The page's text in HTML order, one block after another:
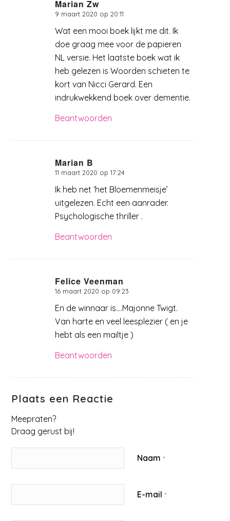
Marian Zw
zegt:
9 maart 2020 op 20:11
Wat een mooi boek lijkt me dit. Ik
doe graag mee voor de papieren
NL versie. Het laatste boek wat ik
heb gelezen is Woorden schieten te
kort van Nicci Gerard. Een
indrukwekkend boek over dementie.
Beantwoorden
Marian B
zegt:
11 maart 2020 op 17:24
Ik heb net ‘het Bloemenmeisje’
uitgelezen. Echt een aanrader.
Psychologische thriller .
Beantwoorden
Felice Veenman
zegt:
16 maart 2020 op 09:23
En de winnaar is….Majonne Twigt.
Van harte en veel leesplezier ( en je
hebt als een mailtje )
Beantwoorden
Plaats een Reactie
Meepraten?
Draag gerust bij!
Naam*
E-mail*